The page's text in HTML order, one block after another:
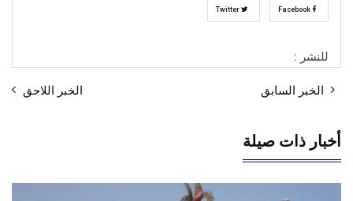
للنشر :
الخبر السابق الخبر اللاحق
أخبار ذات صيلة